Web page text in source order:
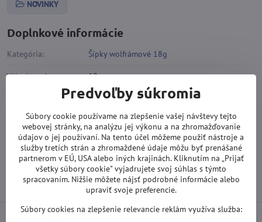
NOVINKY
Doplnkové informácie
Kategória: Šípky wolfrámové 18g
Váha barrelu: 18g
50,8 mm
Priemer barrelu: 6,1 mm
Materiál: Wolfram 90%
Závit hrotu: 2BA
Závit násadky: 2BA
Predvoľby súkromia
Súbory cookie používame na zlepšenie vašej návštevy tejto
webovej stránky, na analýzu jej výkonu a na zhromažďovanie
údajov o jej používaní. Na tento účel môžeme použiť nástroje a
služby tretích strán a zhromaždené údaje môžu byť prenášané
partnerom v EÚ, USA alebo iných krajinách. Kliknutím na „Prijať
všetky súbory cookie" vyjadrujete svoj súhlas s týmto
spracovaním. Nižšie môžete nájsť podrobné informácie alebo
upraviť svoje preferencie.
Súbory cookies na zlepšenie relevancie reklám využíva služba: